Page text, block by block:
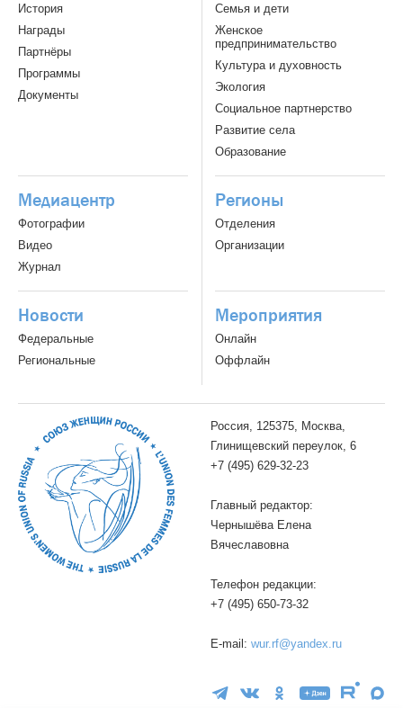
История
Награды
Партнёры
Программы
Документы
Семья и дети
Женское
предпринимательство
Культура и духовность
Экология
Социальное партнерство
Развитие села
Образование
Медиацентр
Фотографии
Видео
Журнал
Регионы
Отделения
Организации
Новости
Федеральные
Региональные
Мероприятия
Онлайн
Оффлайн
Россия, 125375, Москва,
Глинищевский переулок, 6
+7 (495) 629-32-23
Главный редактор:
Чернышёва Елена
Вячеславовна
Телефон редакции:
+7 (495) 650-73-32
E-mail: wur.rf@yandex.ru